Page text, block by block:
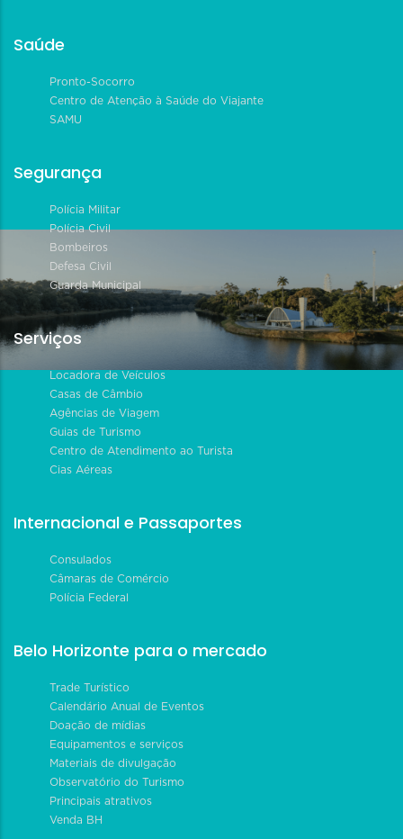
Saúde
Pronto-Socorro
Centro de Atenção à Saúde do Viajante
SAMU
Segurança
Polícia Militar
Polícia Civil
Bombeiros
Defesa Civil
Guarda Municipal
Serviços
Locadora de Veículos
Casas de Câmbio
Agências de Viagem
Guias de Turismo
Centro de Atendimento ao Turista
Cias Aéreas
Internacional e Passaportes
Consulados
Câmaras de Comércio
Polícia Federal
Belo Horizonte para o mercado
Trade Turístico
Calendário Anual de Eventos
Doação de mídias
Equipamentos e serviços
Materiais de divulgação
Observatório do Turismo
Principais atrativos
Venda BH